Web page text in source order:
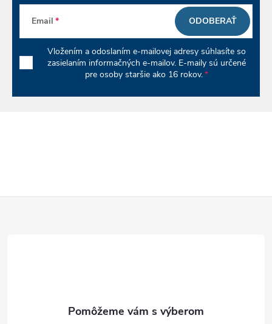
Email
Vložením a odoslaním e-mailovej adresy súhlasíte so
zasielaním informačných e-mailov. E-maily sú určené
pre osoby staršie ako 16 rokov.
ODOBERAŤ